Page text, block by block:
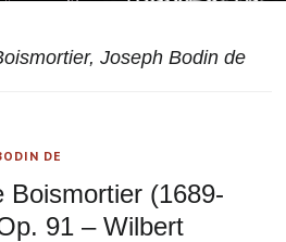
Joseph Bodin de
DE
Boismortier (1689-
91 – Wilbert